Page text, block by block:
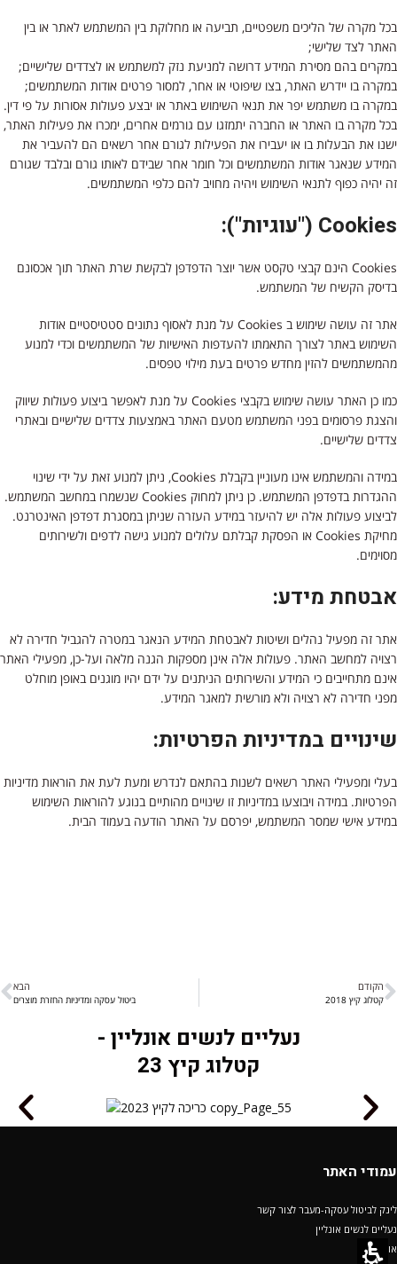
בכל מקרה של הליכים משפטיים, תביעה או מחלוקת בין המשתמש לאתר או בין
האתר לצד שלישי;
במקרים בהם מסירת המידע דרושה למניעת נזק למשתמש או לצדדים שלישיים;
במקרה בו יידרש האתר, בצו שיפוטי או אחר, למסור פרטים אודות המשתמשים;
במקרה בו משתמש יפר את תנאי השימוש באתר או יבצע פעולות אסורות על פי דין.
בכל מקרה בו האתר או החברה יתמזגו עם גורמים אחרים, ימכרו את פעילות האתר,
ישנו את הבעלות בו או יעבירו את הפעילות לגורם אחר רשאים הם להעביר את
המידע שנאגר אודות המשתמשים וכל חומר אחר שבידם לאותו גורם ובלבד שגורם
זה יהיה כפוף לתנאי השימוש ויהיה מחויב להם כלפי המשתמשים.
Cookies ("עוגיות"):
Cookies הינם קבצי טקסט אשר יוצר הדפדפן לבקשת שרת האתר תוך אכסונם
בדיסק הקשיח של המשתמש.
אתר זה עושה שימוש ב Cookies על מנת לאסוף נתונים סטטיסטיים אודות
השימוש באתר לצורך התאמתו להעדפות האישיות של המשתמשים וכדי למנוע
מהמשתמשים להזין מחדש פרטים בעת מילוי טפסים.
כמו כן האתר עושה שימוש בקבצי Cookies על מנת לאפשר ביצוע פעולות שיווק
והצגת פרסומים בפני המשתמש מטעם האתר באמצעות צדדים שלישיים ובאתרי
צדדים שלישיים.
במידה והמשתמש אינו מעוניין בקבלת Cookies, ניתן למנוע זאת על ידי שינוי
ההגדרות בדפדפן המשתמש. כן ניתן למחוק Cookies שנשמרו במחשב המשתמש.
לביצוע פעולות אלה יש להיעזר במידע העזרה שניתן במסגרת דפדפן האינטרנט.
מחיקת Cookies או הפסקת קבלתם עלולים למנוע גישה לדפים ולשירותים
מסוימים.
אבטחת מידע:
אתר זה מפעיל נהלים ושיטות לאבטחת המידע הנאגר במטרה להגביל חדירה לא
רצויה למחשב האתר. פעולות אלה אינן מספקות הגנה מלאה ועל-כן, מפעילי האתר
אינם מתחייבים כי המידע והשירותים הניתנים על ידם יהיו מוגנים באופן מוחלט
מפני חדירה לא רצויה ולא מורשית למאגר המידע.
שינויים במדיניות הפרטיות:
בעלי ומפעילי האתר רשאים לשנות בהתאם לנדרש ומעת לעת את הוראות מדיניות
הפרטיות. במידה ויבוצעו במדיניות זו שינויים מהותיים בנוגע להוראות השימוש
במידע אישי שמסר המשתמש, יפרסם על האתר הודעה בעמוד הבית.
הקודם
קטלוג קיץ 2018
הבא
ביטול עסקה ומדיניות החזרת מוצרים
נעליים לנשים אונליין -
קטלוג קיץ 23
עמודי האתר
לינק לביטול עסקה-מעבר לצור קשר
נעליים לנשים אונליין
אודות